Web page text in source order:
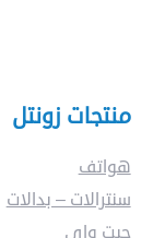
منتجات زونتل
هواتف
سنترالات – بدالات
جيت واي